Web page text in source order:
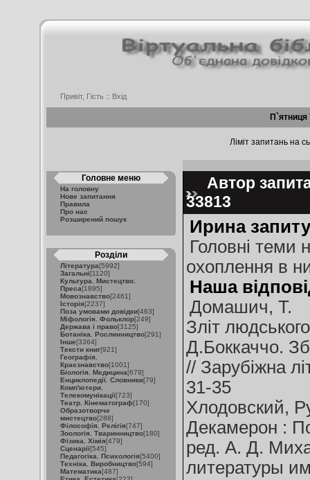
Привіт, Гість :: Вхід
П`ятниця
Ліміт запитань на
Головне меню
На головну
Нове запитання
Правила
Про нас
Розширений пошук
Розділи
Література[5992]
Загальні[1120]
Культура. Мистецтво.
Преса[1895]
Мовознавство[2461]
Історія[2237]
Поза умовами довідки[463]
Міфологія. Фольклор[249]
Держава і право[3125]
Ботаніка. Рослинництво[291]
Інше[3364]
Тексти книг[921]
Географія.
Краєзнавство[1001]
Біологія. Медицина[679]
Енциклопедії. Словники[79]
Комп'ютери.
Телекомунікації[723]
Театр. Кінематограф[170]
Образотворче
мистецтво[288]
Філософія. Релігія[747]
Зоологія. Тваринництво[180]
Фізика. Хімія[479]
Сценарії[545]
Педагогіка. Психологія[5400]
Техніка. Виробництво[594]
Математика[487]
Автор
33813
Ирина
Головні теми
охоплення в
Наша
Домашич, Т.
Зліт
Д.Боккаччо.
// Зарубіжна
31-35
Хлодовский,
Декамерон :
ред. А. Д.
литературы